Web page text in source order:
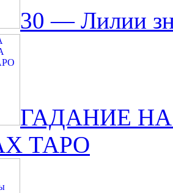
30 — Лилии
ГАДАНИЕ
ТАРО